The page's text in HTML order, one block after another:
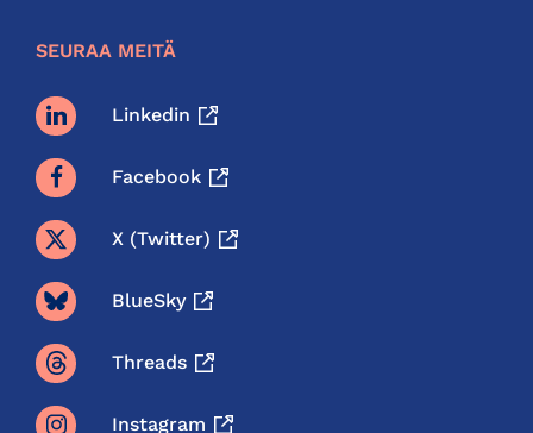
SEURAA MEITÄ
Linkedin
Facebook
X (twitter)
BlueSky
Threads
Instagram